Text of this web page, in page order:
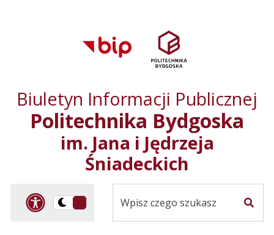
głównego menu
serwisu
Biuletyn Informacji Publicznej
Politechnika Bydgoska
im. Jana i Jędrzeja
Śniadeckich
Panel dostosowania
Przelącz